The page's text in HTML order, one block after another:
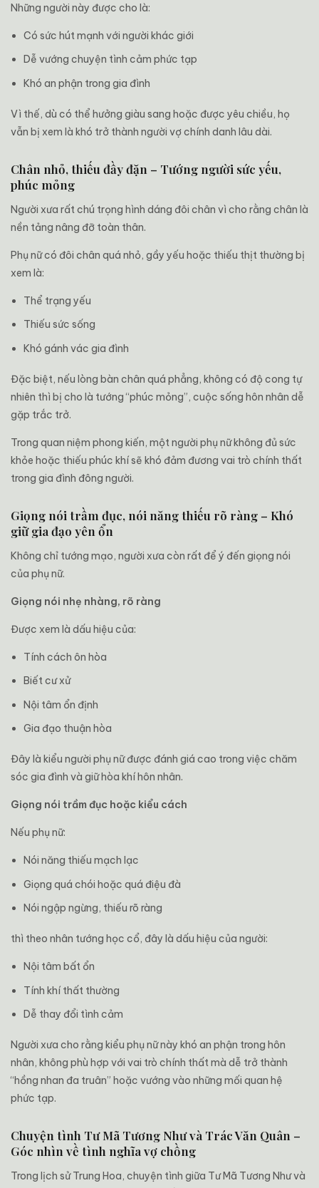
Những người này được cho là:
Có sức hút mạnh với người khác giới
Dễ vướng chuyện tình cảm phức tạp
Khó an phận trong gia đình
Vì thế, dù có thể hưởng giàu sang hoặc được yêu chiều, họ
vẫn bị xem là khó trở thành người vợ chính danh lâu dài.
Chân nhỏ, thiếu đầy đặn – Tướng người sức yếu,
phúc mỏng
Người xưa rất chú trọng hình dáng đôi chân vì cho rằng chân là
nền tảng nâng đỡ toàn thân.
Phụ nữ có đôi chân quá nhỏ, gầy yếu hoặc thiếu thịt thường bị
xem là:
Thể trạng yếu
Thiếu sức sống
Khó gánh vác gia đình
Đặc biệt, nếu lòng bàn chân quá phẳng, không có độ cong tự
nhiên thì bị cho là tướng “phúc mỏng”, cuộc sống hôn nhân dễ
gặp trắc trở.
Trong quan niệm phong kiến, một người phụ nữ không đủ sức
khỏe hoặc thiếu phúc khí sẽ khó đảm đương vai trò chính thất
trong gia đình đông người.
Giọng nói trầm đục, nói năng thiếu rõ ràng – Khó
giữ gia đạo yên ổn
Không chỉ tướng mạo, người xưa còn rất để ý đến giọng nói
của phụ nữ.
Giọng nói nhẹ nhàng, rõ ràng
Được xem là dấu hiệu của:
Tính cách ôn hòa
Biết cư xử
Nội tâm ổn định
Gia đạo thuận hòa
Đây là kiểu người phụ nữ được đánh giá cao trong việc chăm
sóc gia đình và giữ hòa khí hôn nhân.
Giọng nói trầm đục hoặc kiểu cách
Nếu phụ nữ:
Nói năng thiếu mạch lạc
Giọng quá chói hoặc quá điệu đà
Nói ngập ngừng, thiếu rõ ràng
thì theo nhân tướng học cổ, đây là dấu hiệu của người:
Nội tâm bất ổn
Tính khí thất thường
Dễ thay đổi tình cảm
Người xưa cho rằng kiểu phụ nữ này khó an phận trong hôn
nhân, không phù hợp với vai trò chính thất mà dễ trở thành
“hồng nhan đa truân” hoặc vướng vào những mối quan hệ
phức tạp.
Chuyện tình Tư Mã Tương Như và Trác Văn Quân –
Góc nhìn về tình nghĩa vợ chồng
Trong lịch sử Trung Hoa, chuyện tình giữa Tư Mã Tương Như và